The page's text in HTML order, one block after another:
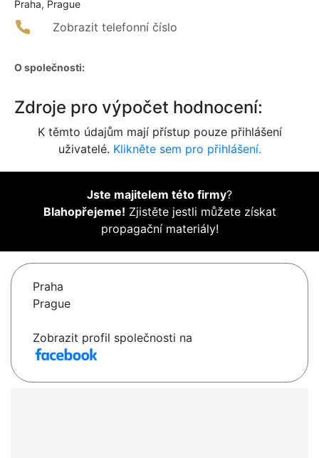
Praha, Prague
Zobrazit telefonní číslo
O společnosti:
Zdroje pro výpočet hodnocení:
K těmto údajům mají přístup pouze přihlášení
uživatelé. Klikněte sem pro přihlášení.
Jste majitelem této firmy?
Blahopřejeme! Zjistěte jestli můžete získat
propagační materiály!
Praha
Prague
Zobrazit profil společnosti na